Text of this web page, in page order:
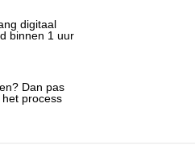
digitaal
binnen 1 uur
Dan pas
het process